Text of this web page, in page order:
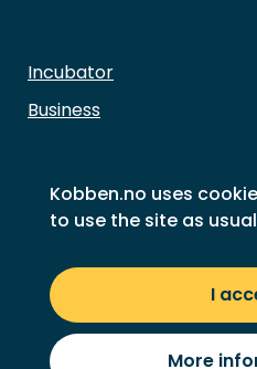
Kobben.no uses
to use the site as
I
More
Incubator
Business
Our members
Success stories
© 2026 Kobben